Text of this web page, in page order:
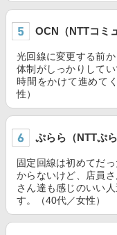
OCN（NTTコミ
光回線に変更する前
体制がしっかりして
時間をかけて進めて
性）
ぷらら（NTTぷら
固定回線は初めてだ
からないけど、店員
さん達も感じのいい
す。（40代／女性）